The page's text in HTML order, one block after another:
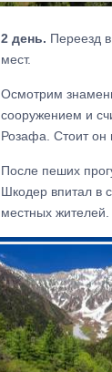
2 день. Переезд
мест.
Осмотрим
сооружением и
Розафа. Стоит он
После пеших
Шкодер впитал в
местных жителей.